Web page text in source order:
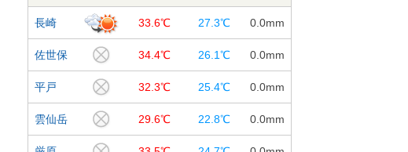
長崎 33.6℃ 27.3℃ 0.0mm
佐世保 34.4℃ 26.1℃ 0.0mm
平戸 32.3℃ 25.4℃ 0.0mm
雲仙岳 29.6℃ 22.8℃ 0.0mm